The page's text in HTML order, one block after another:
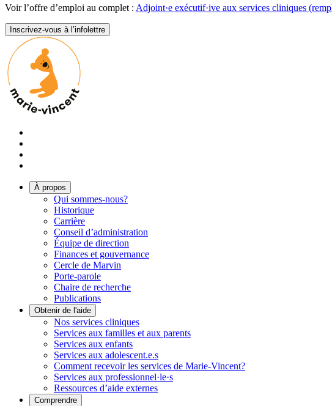
Voir l’offre d’emploi au complet : Adjoint·e exécutif·ive aux services cliniques
Inscrivez-vous à l’infolettre
À propos
Qui sommes-nous?
Historique
Carrière
Conseil d’administration
Équipe de direction
Finances et gouvernance
Cercle de Marvin
Porte-parole
Chaire de recherche
Publications
Obtenir de l'aide
Nos services cliniques
Services aux familles et aux parents
Services aux enfants
Services aux adolescent.e.s
Comment recevoir les services de Marie-Vincent?
Services aux professionnel·le·s
Ressources d’aide externes
Comprendre